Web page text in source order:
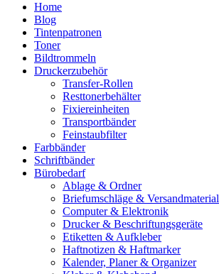
Home
Blog
Tintenpatronen
Toner
Bildtrommeln
Druckerzubehör
Transfer-Rollen
Resttonerbehälter
Fixiereinheiten
Transportbänder
Feinstaubfilter
Farbbänder
Schriftbänder
Bürobedarf
Ablage & Ordner
Briefumschläge & Versandmaterial
Computer & Elektronik
Drucker & Beschriftungsgeräte
Etiketten & Aufkleber
Haftnotizen & Haftmarker
Kalender, Planer & Organizer